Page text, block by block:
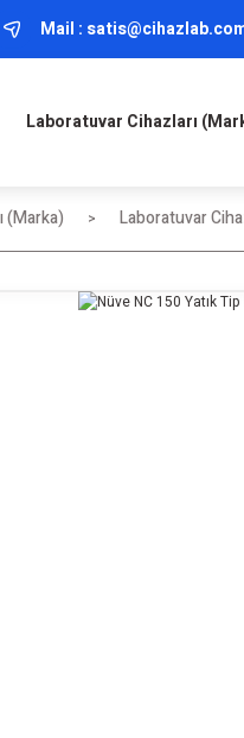
Mail :
Laboratuvar Cihazları
(Marka) Laboratuvar